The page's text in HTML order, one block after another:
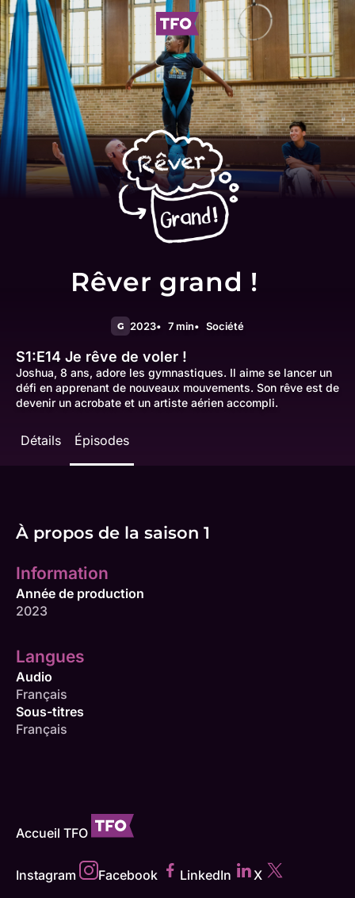
Rêver grand !
G 2023 7 min Société
S1:E14 Je rêve de voler !
Joshua, 8 ans, adore les gymnastiques. Il aime se lancer un
défi en apprenant de nouveaux mouvements. Son rêve est de
devenir un acrobate et un artiste aérien accompli.
Détails Épisodes
À propos de la saison 1
Information
Année de production
2023
Langues
Audio
Français
Sous-titres
Français
Accueil TFO
Instagram Facebook LinkedIn X